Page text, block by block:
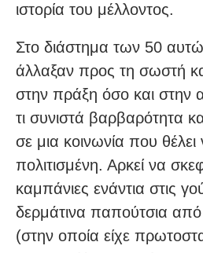
ιστορία του μέλλοντος.
Στο διάστημα των 50
άλλαξαν προς τη σωστή
στην πράξη όσο και στην
τι συνιστά βαρβαρότητα
σε μια κοινωνία που θέλει
πολιτισμένη. Αρκεί να
καμπάνιες ενάντια στις
δερμάτινα παπούτσια
(στην οποία είχε